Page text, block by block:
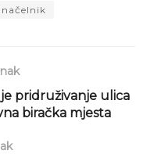
pridruživanje ulica
biračka mjesta